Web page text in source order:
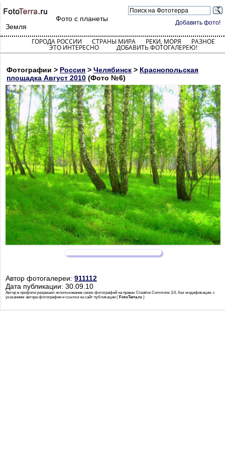
Добавить фото!
Фото с планеты
Земля
ГОРОДА РОССИИ СТРАНЫ МИРА РЕКИ, МОРЯ РАЗНОЕ
ЭТО ИНТЕРЕСНО ДОБАВИТЬ ФОТОГАЛЕРЕЮ!
Фотографии > Россия > Челябинск > Краснопольская
площадка Август 2010 (Фото №6)
Автор фотогалереи: 911112
Дата публикации: 30.09.10
Автор в профиле разрешил использование своих фотографий на правах Creative Commons 3.0, без модификации, с
указанием автора фотографии и ссылки на сайт публикации ( FotoTerra.ru )